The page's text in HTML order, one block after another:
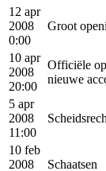
12 apr
2008
0:00
Groot
10 apr
2008
20:00
Officiële
nieuwe
5 apr
2008
11:00
10 feb
2008
Schaatsen